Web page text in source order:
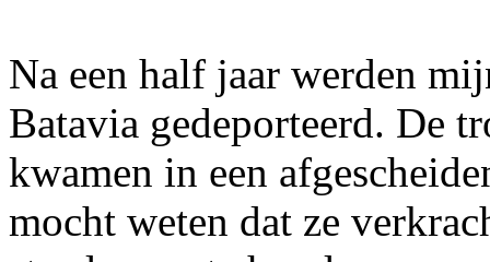
Na een half jaar werden
Batavia gedeporteerd. De
kwamen in een
mocht weten dat ze